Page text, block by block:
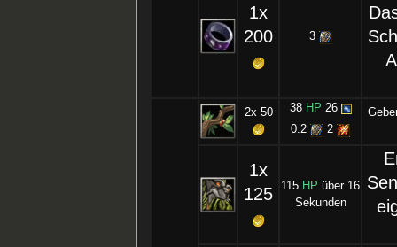
1x
200
3
2x 50 38 HP 26
0.2
2
1x
125
115 HP über 16
Sekunden